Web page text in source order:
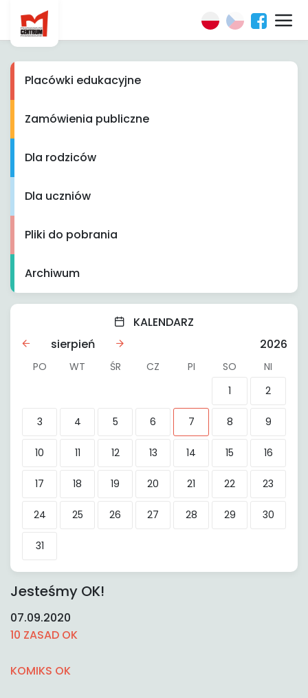
Placówki edukacyjne
Zamówienia publiczne
Dla rodziców
Dla uczniów
Pliki do pobrania
Archiwum
KALENDARZ
sierpień
2026
PO WT ŚR CZ PI SO
NI
1
2
3 4 5 6 7 8 9
10 11 12 13 14 15 16
17 18 19 20 21 22 23
24 25 26 27 28 29 30
31
Jesteśmy OK!
07.09.2020
10 ZASAD OK
KOMIKS OK